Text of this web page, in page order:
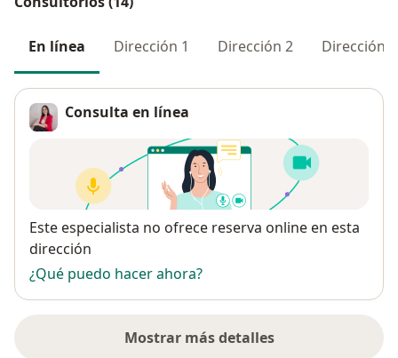
En línea Dirección 1 Dirección 2 Dirección 3
Consulta en línea
Disponibilidad
Este especialista no ofrece reserva online en esta
dirección
¿Qué puedo hacer ahora?
Mostrar más detalles
sobre la dirección